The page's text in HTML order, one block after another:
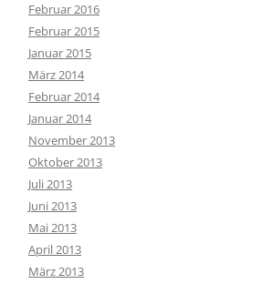
Februar 2016
Februar 2015
Januar 2015
März 2014
Februar 2014
Januar 2014
November 2013
Oktober 2013
Juli 2013
Juni 2013
Mai 2013
April 2013
März 2013